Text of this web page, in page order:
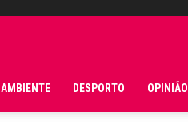
AMBIENTE DESPORTO OPINIÃO